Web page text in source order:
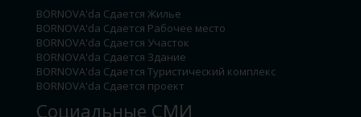
BORNOVA'da Сдается Жилье
BORNOVA'da Сдается Рабочее место
BORNOVA'da Сдается Участок
BORNOVA'da Сдается Здание
BORNOVA'da Сдается Туристический комплекс
BORNOVA'da Сдается проект
Социальные СМИ